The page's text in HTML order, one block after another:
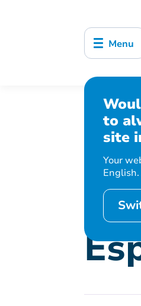
Menu
to
site
Your
English.
Accueil
Espagnol